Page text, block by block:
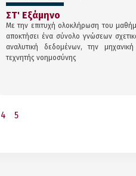
ΣΤ' Εξάμηνο
Με την επιτυχή ολοκλήρωση του
αποκτήσει ένα σύνολο γνώσεων
αναλυτική δεδομένων, την
τεχνητής νοημοσύνης
4 5